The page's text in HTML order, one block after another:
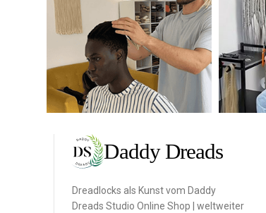
Dreadlocks als Kunst vom Daddy
Dreads Studio Online Shop | weltweiter